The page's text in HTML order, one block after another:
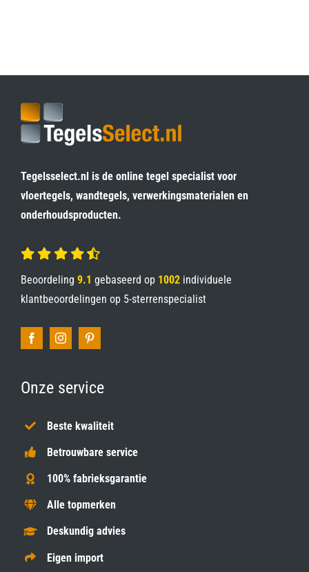
Tegelsselect.nl is de online tegel specialist voor
vloertegels, wandtegels, verwerkingsmaterialen en
onderhoudsproducten.
Beoordeling 9.1 gebaseerd op 1002individuele
klantbeoordelingen op 5-sterrenspecialist
Onze service
Beste kwaliteit
Betrouwbare service
100% fabrieksgarantie
Alle topmerken
Deskundig advies
Eigen import